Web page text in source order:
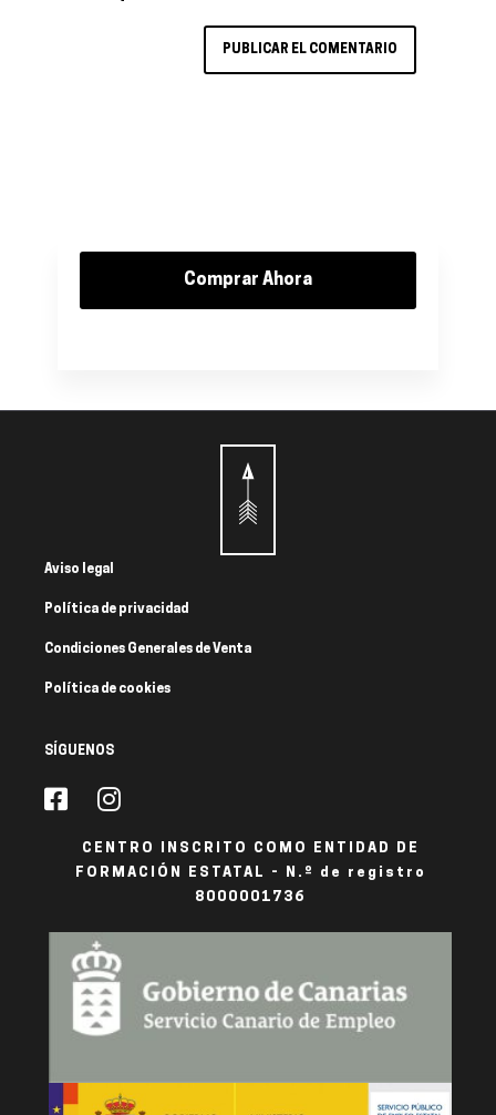
Comprar Ahora
Aviso legal
Política de privacidad
Condiciones Generales de Venta
Política de cookies
SÍGUENOS
CENTRO INSCRITO COMO ENTIDAD DE
FORMACIÓN ESTATAL - N.º de registro
8000001736